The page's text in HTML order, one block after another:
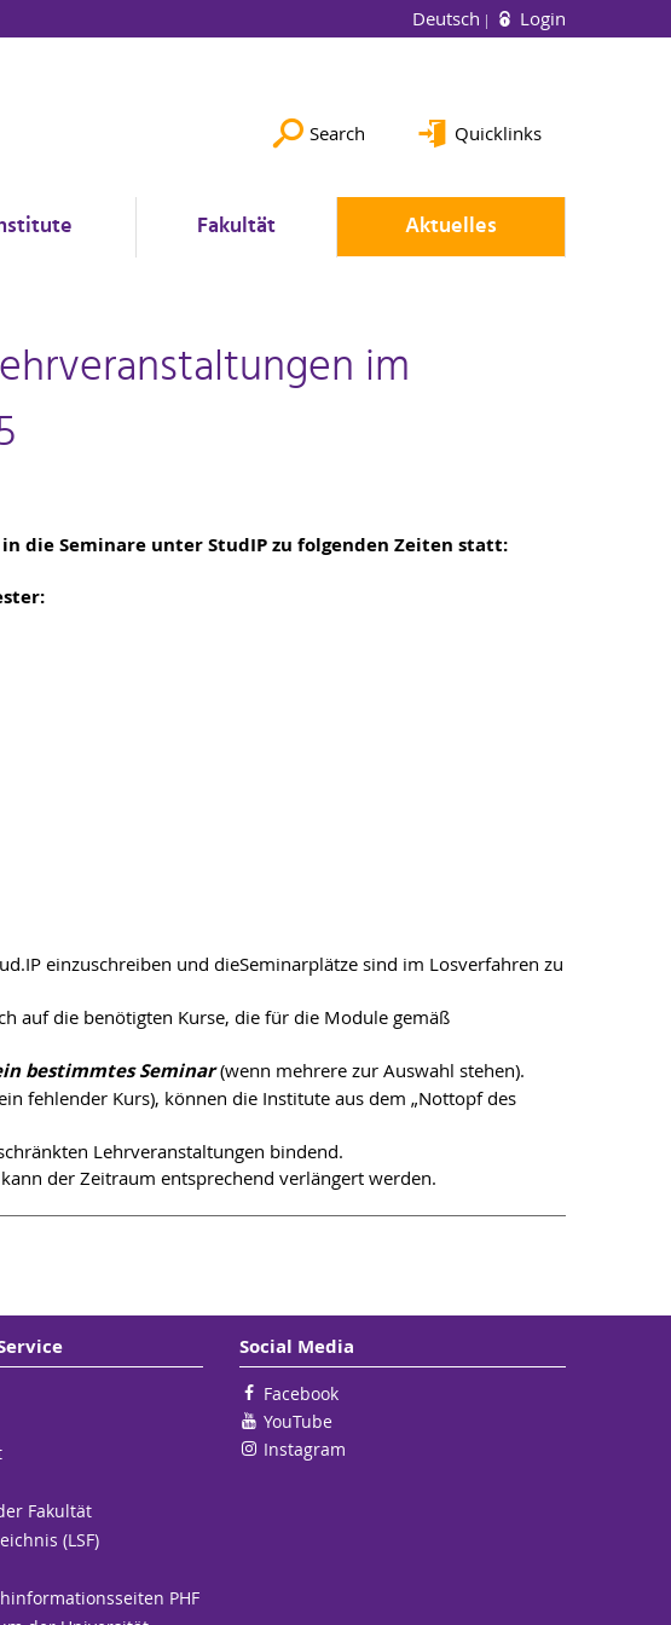
Deutsch Login
Search Quicklinks
Fakultät Aktuelles
im
die Seminare unter StudIP zu folgenden Zeiten statt:
einzuschreiben und dieSeminarplätze sind im Losverfahren zu
auf die benötigten Kurse, die für die Module gemäß
bestimmtes Seminar(wenn mehrere zur Auswahl stehen).
fehlender Kurs), können die Institute aus dem „Nottopf des
Lehrveranstaltungen bindend.
der Zeitraum entsprechend verlängert werden.
Fakultät
(LSF)
PHF
Social Media
Facebook
YouTube
Instagram